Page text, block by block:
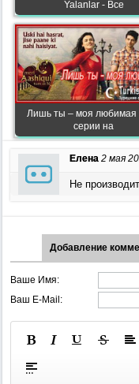
Yalanlar - Все
Лишь ты – моя любимая
серии на
Елена 2 мая
Не
Добавление
Ваше Имя:
Ваш E-Mail: